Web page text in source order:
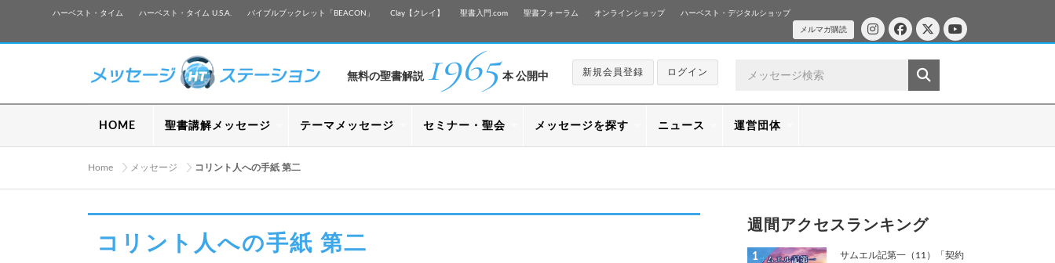
ハーベスト・タイム ハーベスト・タイム U.S.A. バイブルブックレット「BEACON」 Clay【クレイ】 聖書入門.com 聖書フォーラム オンラインショップ ハーベスト・デジタルショップ
メルマガ購読
無料の聖書解説 1965 本 公開中 新規会員登録 ログイン
HOME 聖書講解メッセージ テーマメッセージ セミナー・聖会 メッセージを探す ニュース 運営団体
Home メッセージ コリント人への手紙 第二
コリント人への手紙 第二
週間アクセスランキング
1
サムエル記第一（11）「契約